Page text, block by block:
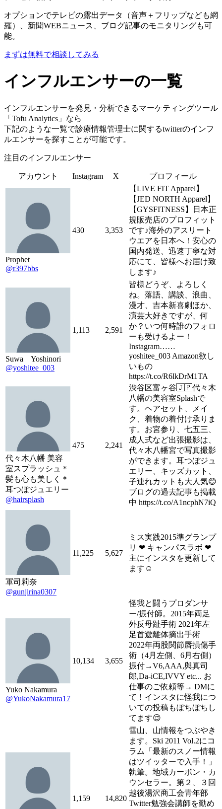
オプションでテレビの露出データ（音声＋フリップなども網
羅）、新聞WEBニュース、ブログ記事のモニタリングも可
能。
まずは無料で相談してみる
インフルエンサーの一覧
インフルエンサーを発見・分析できるマーケティングツール
「Tofu Analytics」なら
下記のような一覧で診療情報管理士に関するtwitterのインフ
ルエンサーを探すことが可能です。
注目のインフルエンサー
アカウント Instagram X プロフィール
Prophet
@r397bbs
430 3,353
【LIVE FIT Apparel】
【JED NORTH Apparel】
【GYSFITNESS】日本正
規販売店のプロフィット
です♪海外のアスリート
ウエアを日本へ！安心の
国内発送、迅速丁寧な対
応にて、皆様へお届け致
します♪
Suwa Yoshinori
@yoshitee_003
1,113 2,591
皆様どうぞ、よろしく
ね。落語、講談、浪曲、
漫才、吉本新喜劇ほか、
演芸大好きですが、何
か？いつ何時誰のフォロ
ーも受けるよー！
Instagram……
yoshitee_003 Amazon欲し
いもの
https://t.co/R6lkDrM1TA
代々木八幡 美容
室スプラッシュ＊
髪も心も美しく＊
耳つぼジュエリー
@hairsplash
475 2,241
渋谷区富ヶ谷🇯🇵代々木
八幡の美容室Splashで
す。ヘアセット、メイ
ク、着物の着付け承りま
す。お宮参り、七五三、
成人式など出張撮影は、
代々木八幡宮で写真撮影
ができます。耳つぼジュ
エリー、キッズカット、
子連れカットも大人気😊
ブログの過去記事も掲載
中 https://t.co/A1ncphN7iQ
軍司莉奈
@gunjirina0307
11,225 5,627
ミス実践2015準グランプ
リ ❤︎ キャンパスラボ ❤︎
主にインスタを更新して
ます☺︎
Yuko Nakamura
@YukoNakamura17
10,134 3,655
怪我と闘うプロダンサ
ー/振付師。2015年両足
外反母趾手術 2021年左
足首遊離体摘出手術
2022年両股関節唇損傷手
術（4月左側、6月右側）
振付→V6,AAA,與真司
郎,Da-iCE,IVVY etc... お
仕事のご依頼等→ DMに
て！インスタに怪我につ
いての投稿もぼちぼちし
てます😌
1,159 14,820
雪山、山情報をつぶやき
ます。Ski 2011 Vol.2にコ
ラム「最新のスノー情報
はツイッターで入手！」
執筆。地域カーボン・カ
ウンセラー。第２、３回
越後湯沢商工会青年部
Twitter勉強会講師を勤め